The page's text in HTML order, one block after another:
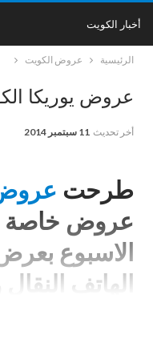
أخبار الكويت
الرئيسية عروض الكويت
عروض يوريكا
أخر تحديث 11 سبتمبر 2014
طرحت عروض
عروض خاصة
الاسبوع
الهاتف النقال